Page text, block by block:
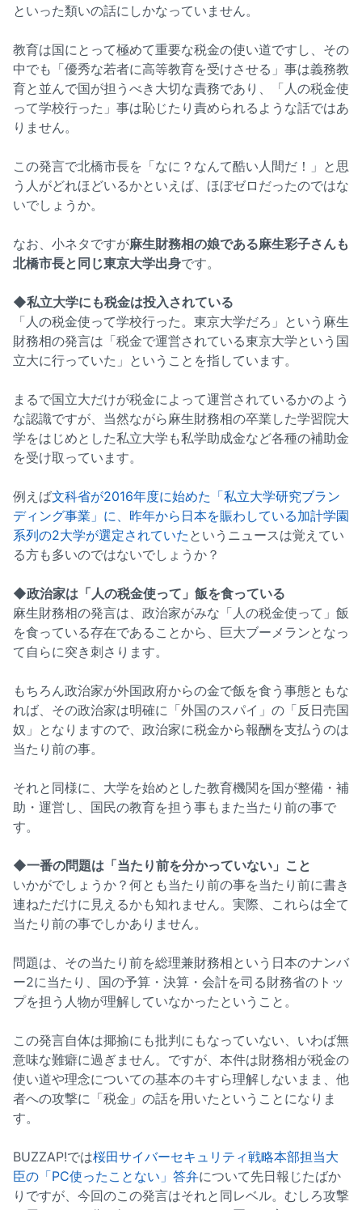
といった類いの話にしかなっていません。
教育は国にとって極めて重要な税金の使い道ですし、その
中でも「優秀な若者に高等教育を受けさせる」事は義務教
育と並んで国が担うべき大切な責務であり、「人の税金使
って学校行った」事は恥じたり責められるような話ではあ
りません。
この発言で北橋市長を「なに？なんて酷い人間だ！」と思
う人がどれほどいるかといえば、ほぼゼロだったのではな
いでしょうか。
なお、小ネタですが麻生財務相の娘である麻生彩子さんも
北橋市長と同じ東京大学出身です。
◆私立大学にも税金は投入されている
「人の税金使って学校行った。東京大学だろ」という麻生
財務相の発言は「税金で運営されている東京大学という国
立大に行っていた」ということを指しています。
まるで国立大だけが税金によって運営されているかのよう
な認識ですが、当然ながら麻生財務相の卒業した学習院大
学をはじめとした私立大学も私学助成金など各種の補助金
を受け取っています。
例えば文科省が2016年度に始めた「私立大学研究ブラン
ディング事業」に、昨年から日本を賑わしている加計学園
系列の2大学が選定されていた というニュースは覚えてい
る方も多いのではないでしょうか？
◆政治家は「人の税金使って」飯を食っている
麻生財務相の発言は、政治家がみな「人の税金使って」飯
を食っている存在であることから、巨大ブーメランとなっ
て自らに突き刺さります。
もちろん政治家が外国政府からの金で飯を食う事態ともな
れば、その政治家は明確に「外国のスパイ」の「反日売国
奴」となりますので、政治家に税金から報酬を支払うのは
当たり前の事。
それと同様に、大学を始めとした教育機関を国が整備・補
助・運営し、国民の教育を担う事もまた当たり前の事で
す。
◆一番の問題は「当たり前を分かっていない」こと
いかがでしょうか？何とも当たり前の事を当たり前に書き
連ねただけに見えるかも知れません。実際、これらは全て
当たり前の事でしかありません。
問題は、その当たり前を総理兼財務相という日本のナンバ
ー2に当たり、国の予算・決算・会計を司る財務省のトッ
プを担う人物が理解していなかったということ。
この発言自体は揶揄にも批判にもなっていない、いわば無
意味な難癖に過ぎません。ですが、本件は財務相が税金の
使い道や理念についての基本のキすら理解しないまま、他
者への攻撃に「税金」の話を用いたということになりま
す。
BUZZAP!では桜田サイバーセキュリティ戦略本部担当大
臣の「PC使ったことない」答弁について先日報じたばか
りですが、今回のこの発言はそれと同レベル。むしろ攻撃